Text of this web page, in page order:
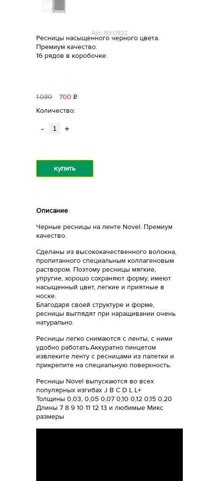
Арт: NVL1922
Ресницы насыщенного черного цвета.
Премиум качество.
16 рядов в коробочке.
1080 700 Р
Количество:
- +
купить
Описание
Черные ресницы на ленте Novel. Премиум
качество.
Сделаны из высококачественного волокна,
пропитанного специальным коллагеновым
раствором. Поэтому ресницы мягкие,
упругие, хорошо сохраняют форму, имеют
насыщенный цвет, легкие и приятные в
носке.
Благодаря своей структуре и форме,
ресницы выглядят при наращивании очень
натурально.
Ресницы легко снимаются с ленты, с ними
удобно работать.Аккуратно пинцетом
извлеките ленту с ресницами из палетки и
прикрепите на специальную поверхность.
Ресницы Novel выпускаются во всех
популярных изгибах J B C D L L+
Толщины 0,03, 0,05 0,07 0,10 0,12 0,15 0,20
Длины 7 8 9 10 11 12 13 и любимые Микс
размеры